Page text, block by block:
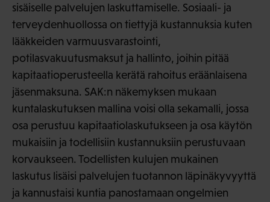
sisäiselle palvelujen laskuttamiselle. Sosiaali- ja
terveydenhuollossa on tiettyjä kustannuksia kuten
lääkkeiden varmuusvarastointi,
potilasvakuutusmaksut ja hallinto, joihin pitää
kapitaatioperusteella kerätä rahoitus eräänlaisena
jäsenmaksuna. SAK:n näkemyksen mukaan
kuntalaskutuksen mallina voisi olla sekamalli, jossa
osa perustuu kapitaatiolaskutukseen ja osa käytön
mukaisiin ja todellisiin kustannuksiin perustuvaan
korvaukseen. Todellisten kulujen mukainen
laskutus lisäisi palvelujen tuotannon läpinäkyvyyttä
ja kannustaisi kuntia panostamaan ongelmien